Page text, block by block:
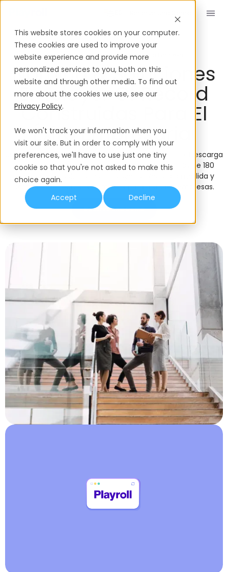
This website stores cookies on your computer.
These cookies are used to improve your
website experience and provide more
personalized services to you, both on this
website and through other media. To find out
more about the cookies we use, see our
Privacy Policy.
We won't track your information when you
visit our site. But in order to comply with your
preferences, we'll have to use just one tiny
cookie so that you're not asked to make this
choice again.
Accept
Decline
Software De Recursos Humanos De La Empresa
Nómina & Soluciones
Employer Of Record
Construidas Para El
Éxito Empresarial
Supercarga tu expansión global, mantenlo sencillo. Descarga
el cumplimiento y escala rentablemente en más de 180
regiones con soluciones Employer of Record a medida y
software de recursos humanos para grandes empresas.
Reserve una Demo